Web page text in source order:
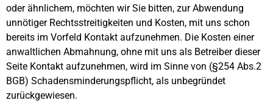
oder ähnlichem, möchten wir Sie bitten, zur Abwendung
unnötiger Rechtsstreitigkeiten und Kosten, mit uns schon
bereits im Vorfeld Kontakt aufzunehmen. Die Kosten einer
anwaltlichen Abmahnung, ohne mit uns als Betreiber dieser
Seite Kontakt aufzunehmen, wird im Sinne von (§254 Abs.2
BGB) Schadensminderungspflicht, als unbegründet
zurückgewiesen.